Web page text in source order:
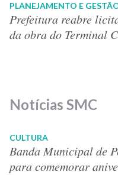
PLANEJAMENTO E
Prefeitura reabre
da obra do Terminal
Notícias SMC
CULTURA
Banda Municipal de
para comemorar